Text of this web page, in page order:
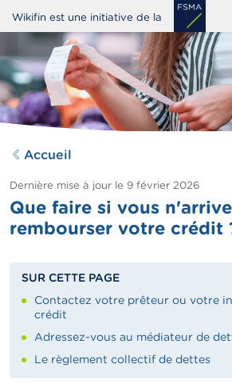
Aller
au
principal
Wikifin est une initiative de la
Accueil
Dernière mise à jour le 9 février 2026
Que faire si vous
rembourser votre crédit
SUR CETTE PAGE
Contactez votre prêteur ou votre
crédit
Adressez-vous au médiateur de
Le règlement collectif de dettes